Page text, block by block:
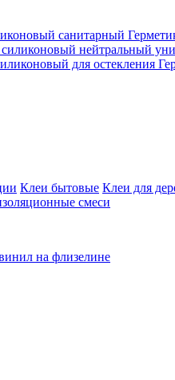
санитарный
нейтральный
для остекления
Клеи бытовые Клеи для
смеси
на флизелине